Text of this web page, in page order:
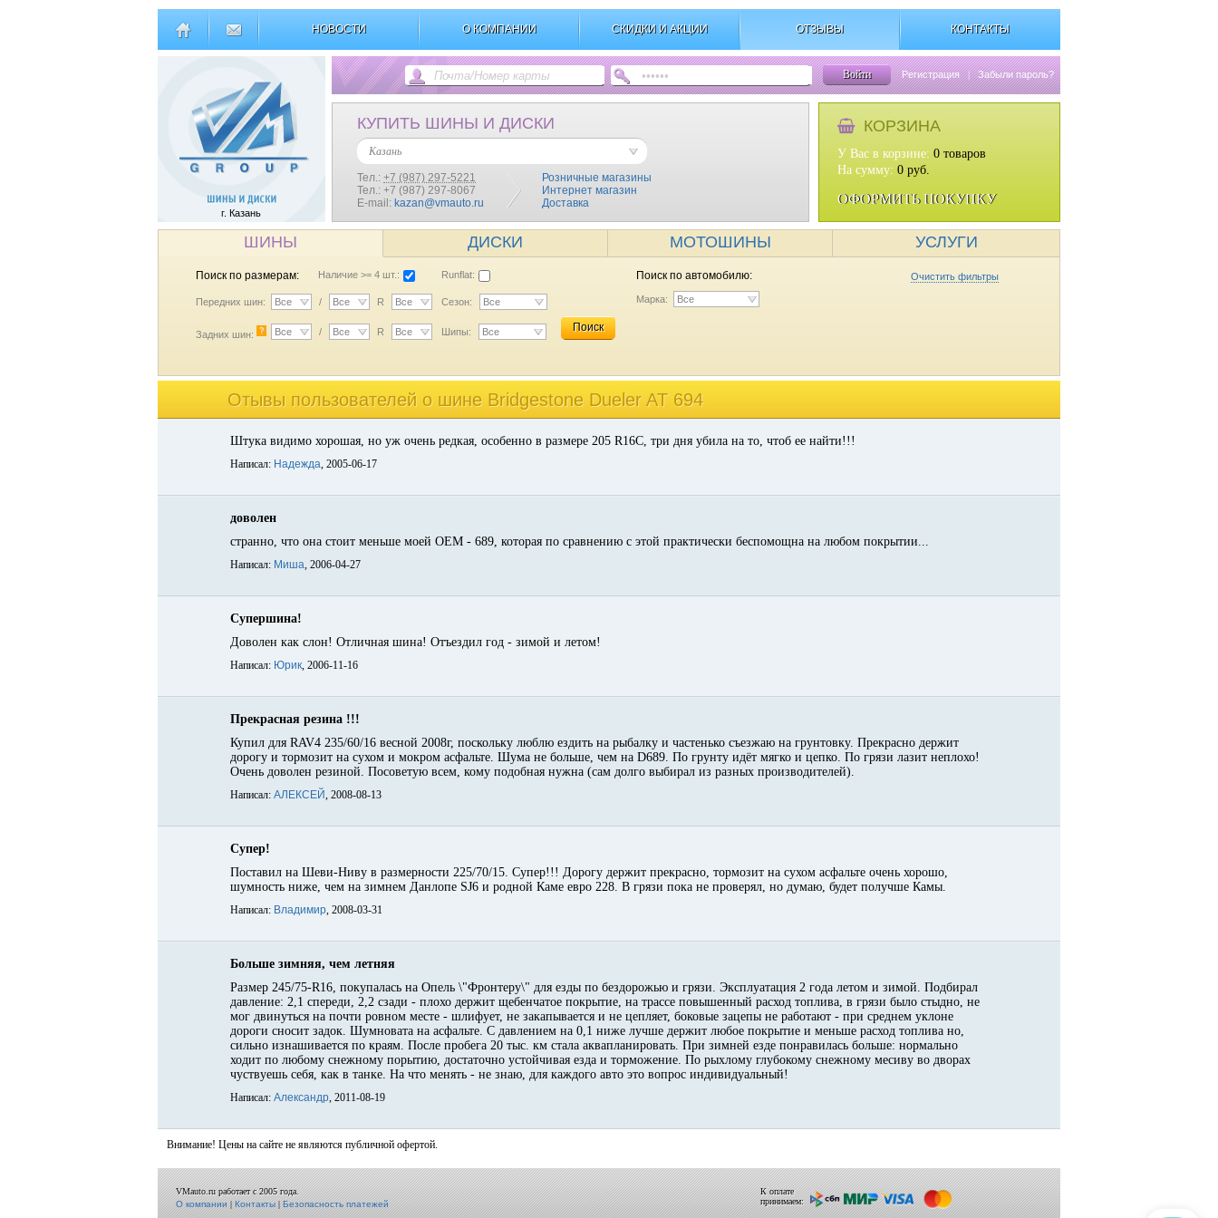
НОВОСТИ О КОМПАНИИ СКИДКИ И АКЦИИ ОТЗЫВЫ КОНТАКТЫ
г. Казань
Войти Регистрация | Забыли пароль?
КУПИТЬ ШИНЫ И ДИСКИ
Казань
Тел.: +7 (987) 297-5221
Тел.: +7 (987) 297-8067
E-mail: kazan@vmauto.ru
Розничные магазины
Интернет магазин
Доставка
КОРЗИНА
У Вас в корзине: 0 товаров
На сумму: 0 руб.
ОФОРМИТЬ ПОКУПКУ
ШИНЫ ДИСКИ МОТОШИНЫ УСЛУГИ
Поиск по размерам: Наличие >= 4 шт.: Runflat:
Передних шин: Все / Все R Все Сезон: Все
Задних шин: ? Все / Все R Все Шипы: Все Поиск
Поиск по автомобилю: Очистить фильтры
Марка: Все
Отывы пользователей o шине Bridgestone Dueler AT 694
Штука видимо хорошая, но уж очень редкая, особенно в размере 205 R16C, три дня убила на то, чтоб ее найти!!!
Написал: Надежда, 2005-06-17
доволен
странно, что она стоит меньше моей ОЕМ - 689, которая по сравнению с этой практически беспомощна на любом покрытии...
Написал: Миша, 2006-04-27
Супершина!
Доволен как слон! Отличная шина! Отъездил год - зимой и летом!
Написал: Юрик, 2006-11-16
Прекрасная резина !!!
Купил для RAV4 235/60/16 весной 2008г, поскольку люблю ездить на рыбалку и частенько съезжаю на грунтовку. Прекрасно держит
дорогу и тормозит на сухом и мокром асфальте. Шума не больше, чем на D689. По грунту идёт мягко и цепко. По грязи лазит неплохо!
Очень доволен резиной. Посоветую всем, кому подобная нужна (сам долго выбирал из разных производителей).
Написал: АЛЕКСЕЙ, 2008-08-13
Супер!
Поставил на Шеви-Ниву в размерности 225/70/15. Супер!!! Дорогу держит прекрасно, тормозит на сухом асфальте очень хорошо,
шумность ниже, чем на зимнем Данлопе SJ6 и родной Каме евро 228. В грязи пока не проверял, но думаю, будет получше Камы.
Написал: Владимир, 2008-03-31
Больше зимняя, чем летняя
Размер 245/75-R16, покупалась на Опель \"Фронтеру\" для езды по бездорожью и грязи. Эксплуатация 2 года летом и зимой. Подбирал
давление: 2,1 спереди, 2,2 сзади - плохо держит щебенчатое покрытие, на трассе повышенный расход топлива, в грязи было стыдно, не
мог двинуться на почти ровном месте - шлифует, не закапывается и не цепляет, боковые зацепы не работают - при среднем уклоне
дороги сносит задок. Шумновата на асфальте. С давлением на 0,1 ниже лучше держит любое покрытие и меньше расход топлива но,
сильно изнашивается по краям. После пробега 20 тыс. км стала аквапланировать. При зимней езде понравилась больше: нормально
ходит по любому снежному порытию, достаточно устойчивая езда и торможение. По рыхлому глубокому снежному месиву во дворах
чуствуешь себя, как в танке. На что менять - не знаю, для каждого авто это вопрос индивидуальный!
Написал: Александр, 2011-08-19
Внимание! Цены на сайте не являются публичной офертой.
VMauto.ru работает с 2005 года.
О компании|Контакты|Безопасность платежей
К оплате
принимаем: